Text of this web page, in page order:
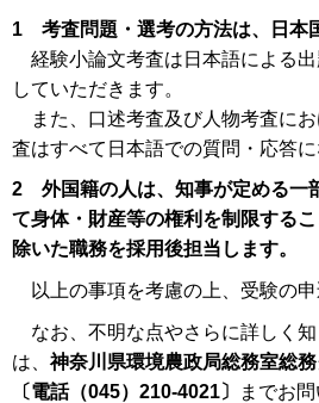
1 考査問題・選考の方法は、日本
経験小論文考査は日本語による
していただきます。
また、口述考査及び人物考査に
査はすべて日本語での質問・応答に
2 外国籍の人は、知事が定める一
て身体・財産等の権利を制限する
除いた職務を採用後担当します。
以上の事項を考慮の上、受験の申
なお、不明な点やさらに詳しく
は、神奈川県環境農政局総務室総
〔電話（045）210-4021〕
までお